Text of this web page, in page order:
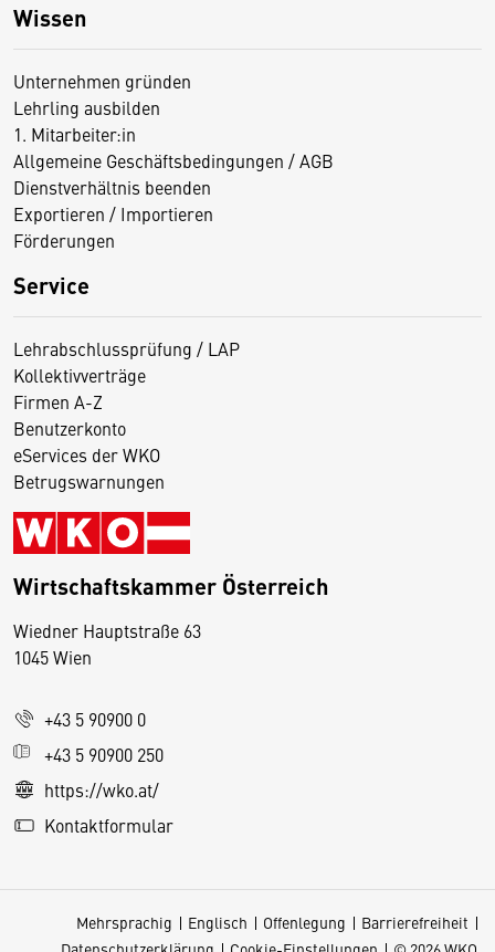
Wissen
Unternehmen gründen
Lehrling ausbilden
1. Mitarbeiter:in
Allgemeine Geschäftsbedingungen / AGB
Dienstverhältnis beenden
Exportieren / Importieren
Förderungen
Service
Lehrabschlussprüfung / LAP
Kollektivverträge
Firmen A-Z
Benutzerkonto
eServices der WKO
Betrugswarnungen
Wirtschaftskammer Österreich
Wiedner Hauptstraße 63
1045 Wien
+43 5 90900 0
+43 5 90900 250
https://wko.at/
Kontaktformular
Mehrsprachig Englisch Offenlegung
Barrierefreiheit
D
s
e
S
e